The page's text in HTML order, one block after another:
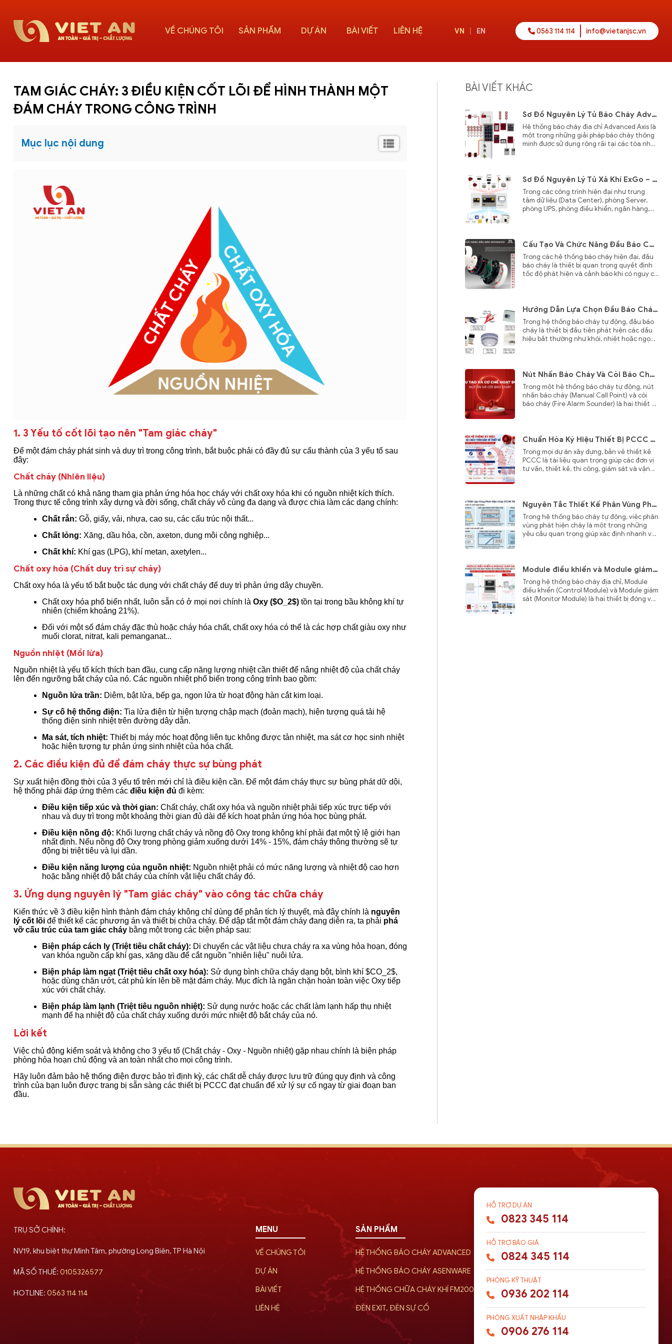
VỀ CHÚNG TÔI SẢN PHẨM DỰ ÁN BÀI VIẾT LIÊN HỆ VN EN 0563 114 114 info@vietanjsc.vn
TAM GIÁC CHÁY: 3 ĐIỀU KIỆN CỐT LÕI ĐỂ HÌNH THÀNH MỘT
ĐÁM CHÁY TRONG CÔNG TRÌNH
Mục lục nội dung
1. 3 Yếu tố cốt lõi tạo nên "Tam giác cháy"
Để một đám cháy phát sinh và duy trì trong công trình, bắt buộc phải có đầy đủ sự cấu thành của 3 yếu tố sau
đây:
Chất cháy (Nhiên liệu)
Là những chất có khả năng tham gia phản ứng hóa học cháy với chất oxy hóa khi có nguồn nhiệt kích thích.
Trong thực tế công trình xây dựng và đời sống, chất cháy vô cùng đa dạng và được chia làm các dạng chính:
Chất rắn: Gỗ, giấy, vải, nhựa, cao su, các cấu trúc nội thất...
Chất lỏng: Xăng, dầu hỏa, cồn, axeton, dung môi công nghiệp...
Chất khí: Khí gas (LPG), khí metan, axetylen...
Chất oxy hóa (Chất duy trì sự cháy)
Chất oxy hóa là yếu tố bắt buộc tác dụng với chất cháy để duy trì phản ứng dây chuyền.
Chất oxy hóa phổ biến nhất, luôn sẵn có ở mọi nơi chính là Oxy ($O_2$) tồn tại trong bầu không khí tự
nhiên (chiếm khoảng 21%).
Đối với một số đám cháy đặc thù hoặc cháy hóa chất, chất oxy hóa có thể là các hợp chất giàu oxy như
muối clorat, nitrat, kali pemanganat...
Nguồn nhiệt (Mồi lửa)
Nguồn nhiệt là yếu tố kích thích ban đầu, cung cấp năng lượng nhiệt cần thiết để nâng nhiệt độ của chất cháy
lên đến ngưỡng bắt cháy của nó. Các nguồn nhiệt phổ biến trong công trình bao gồm:
Nguồn lửa trần: Diêm, bật lửa, bếp ga, ngọn lửa từ hoạt động hàn cắt kim loại.
Sự cố hệ thống điện: Tia lửa điện từ hiện tượng chập mạch (đoản mạch), hiện tượng quá tải hệ
thống điện sinh nhiệt trên đường dây dẫn.
Ma sát, tích nhiệt: Thiết bị máy móc hoạt động liên tục không được tản nhiệt, ma sát cơ học sinh nhiệt
hoặc hiện tượng tự phản ứng sinh nhiệt của hóa chất.
2. Các điều kiện đủ để đám cháy thực sự bùng phát
Sự xuất hiện đồng thời của 3 yếu tố trên mới chỉ là điều kiện cần. Để một đám cháy thực sự bùng phát dữ dội,
hệ thống phải đáp ứng thêm các điều kiện đủ đi kèm:
Điều kiện tiếp xúc và thời gian: Chất cháy, chất oxy hóa và nguồn nhiệt phải tiếp xúc trực tiếp với
nhau và duy trì trong một khoảng thời gian đủ dài để kích hoạt phản ứng hóa học bùng phát.
Điều kiện nồng độ: Khối lượng chất cháy và nồng độ Oxy trong không khí phải đạt một tỷ lệ giới hạn
nhất định. Nếu nồng độ Oxy trong phòng giảm xuống dưới 14% - 15%, đám cháy thông thường sẽ tự
động bị triệt tiêu và lụi dần.
Điều kiện năng lượng của nguồn nhiệt: Nguồn nhiệt phải có mức năng lượng và nhiệt độ cao hơn
hoặc bằng nhiệt độ bắt cháy của chính vật liệu chất cháy đó.
3. Ứng dụng nguyên lý "Tam giác cháy" vào công tác chữa cháy
Kiến thức về 3 điều kiện hình thành đám cháy không chỉ dùng để phân tích lý thuyết, mà đây chính là nguyên
lý cốt lõi để thiết kế các phương án và thiết bị chữa cháy. Để dập tắt một đám cháy đang diễn ra, ta phải phá
vỡ cấu trúc của tam giác cháy bằng một trong các biện pháp sau:
Biện pháp cách ly (Triệt tiêu chất cháy): Di chuyển các vật liệu chưa cháy ra xa vùng hỏa hoạn, đóng
van khóa nguồn cấp khí gas, xăng dầu để cắt nguồn "nhiên liệu" nuôi lửa.
Biện pháp làm ngạt (Triệt tiêu chất oxy hóa): Sử dụng bình chữa cháy dạng bột, bình khí $CO_2$,
hoặc dùng chăn ướt, cát phủ kín lên bề mặt đám cháy. Mục đích là ngăn chặn hoàn toàn việc Oxy tiếp
xúc với chất cháy.
Biện pháp làm lạnh (Triệt tiêu nguồn nhiệt): Sử dụng nước hoặc các chất làm lạnh hấp thụ nhiệt
mạnh để hạ nhiệt độ của chất cháy xuống dưới mức nhiệt độ bắt cháy của nó.
Lời kết
Việc chủ động kiểm soát và không cho 3 yếu tố (Chất cháy - Oxy - Nguồn nhiệt) gặp nhau chính là biện pháp
phòng hỏa hoạn chủ động và an toàn nhất cho mọi công trình.
Hãy luôn đảm bảo hệ thống điện được bảo trì định kỳ, các chất dễ cháy được lưu trữ đúng quy định và công
trình của bạn luôn được trang bị sẵn sàng các thiết bị PCCC đạt chuẩn để xử lý sự cố ngay từ giai đoạn ban
đầu.
BÀI VIẾT KHÁC
Sơ Đồ Nguyên Lý Tủ Báo Cháy Advanced Axis – Cấu Tạo, Nguyên Lý Hoạt Động Và Ưu Điểm Hệ Thống Báo Cháy Địa Chỉ
Hệ thống báo cháy địa chỉ Advanced Axis là
một trong những giải pháp báo cháy thông
minh được sử dụng rộng rãi tại các tòa nhà,
báo cháy Advanced Axis giúp phát hiện
nhanh sự cố, giảm báo động giả và hỗ trợ
quản lý tập trung hiệu quả.
Sơ Đồ Nguyên Lý Tủ Xả Khí ExGo – Giải Pháp Chữa Cháy Tự Động Bảo Vệ Tài Sản Và Con Người
Trong các công trình hiện đại như trung
tâm dữ liệu (Data Center), phòng Server,
phòng UPS, phòng điều khiển, ngân hàng,
tài sản có giá trị cao.
Cấu Tạo Và Chức Năng Đầu Báo Cháy Advanced Axis EN & AxisGo – Giải Pháp Phát Hiện Cháy Thế Hệ Mới
Trong các hệ thống báo cháy hiện đại, đầu
báo cháy là thiết bị quan trọng quyết định
tốc độ phát hiện và cảnh báo khi có nguy cơ
hiện cháy nhanh, chính xác và giảm thiểu
tối đa báo động giả. Không chỉ sở hữu thiết
kế hiện đại, các đầu báo còn được tối ưu về
cấu tạo để nâng cao hiệu suất hoạt động
và đơn giản hóa quá trình lắp đặt, bảo trì.
Hướng Dẫn Lựa Chọn Đầu Báo Cháy Phù Hợp Cho Từng Công Trình
Trong hệ thống báo cháy tự động, đầu báo
cháy là thiết bị đầu tiên phát hiện các dấu
hiệu bất thường như khói, nhiệt hoặc ngọn
Nút Nhấn Báo Cháy Và Còi Báo Cháy: Cấu Tạo, Nguyên Lý Hoạt Động Và Vai Trò Trong Hệ Thống Báo Cháy
Trong một hệ thống báo cháy tự động, nút
nhấn báo cháy (Manual Call Point) và còi
báo cháy (Fire Alarm Sounder) là hai thiết bị
Chuẩn Hóa Ký Hiệu Thiết Bị PCCC Trên Bản Vẽ Thiết Kế – Nâng Cao Hiệu Quả Thiết Kế, Thi Công Và Vận Hành
Trong mọi dự án xây dựng, bản vẽ thiết kế
PCCC là tài liệu quan trọng giúp các đơn vị
tư vấn, thiết kế, thi công, giám sát và vận
Nguyên Tắc Thiết Kế Phân Vùng Phát Hiện Cháy Và Bố Trí Thiết Bị Chỉ Thị Trong Hệ Thống Báo Cháy
Trong hệ thống báo cháy tự động, việc phân
vùng phát hiện cháy là một trong những
yêu cầu quan trọng giúp xác định nhanh và
Module điều khiển và Module giám sát hoạt động như thế nào trong hệ thống báo cháy địa chỉ?
Trong hệ thống báo cháy địa chỉ, Module
điều khiển (Control Module) và Module giám
sát (Monitor Module) là hai thiết bị đóng vai
TRỤ SỞ CHÍNH:
NV19, khu biệt thự Minh Tâm, phường Long Biên, TP Hà Nội
MÃ SỐ THUẾ: 0105326577
HOTLINE: 0563 114 114
MENU
VỀ CHÚNG TÔI
DỰ ÁN
BÀI VIẾT
LIÊN HỆ
SẢN PHẨM
HỆ THỐNG BÁO CHÁY ADVANCED
HỆ THỐNG BÁO CHÁY ASENWARE
HỆ THỐNG CHỮA CHÁY KHÍ FM200
ĐÈN EXIT, ĐÈN SỰ CỐ
HỖ TRỢ DỰ ÁN
0823 345 114
HỖ TRỢ BÁO GIÁ
0824 345 114
PHÒNG KỸ THUẬT
0936 202 114
PHÒNG XUẤT NHẬP KHẨU
0906 276 114